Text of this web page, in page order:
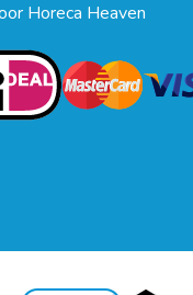
Horeca Heaven